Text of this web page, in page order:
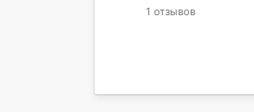
1 отзывов